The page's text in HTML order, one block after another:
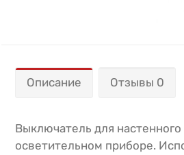
Описание Отзывы 0
Выключатель для
осветительном приборе.